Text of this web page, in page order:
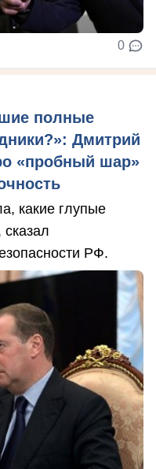
0
полные
Дмитрий
«пробный шар»
какие глупые
РФ.